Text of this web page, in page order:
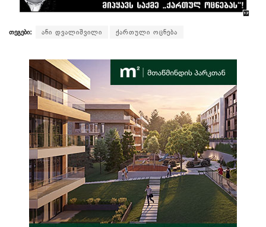
თეგები: ანი დვალიშვილი ქართული ოცნება